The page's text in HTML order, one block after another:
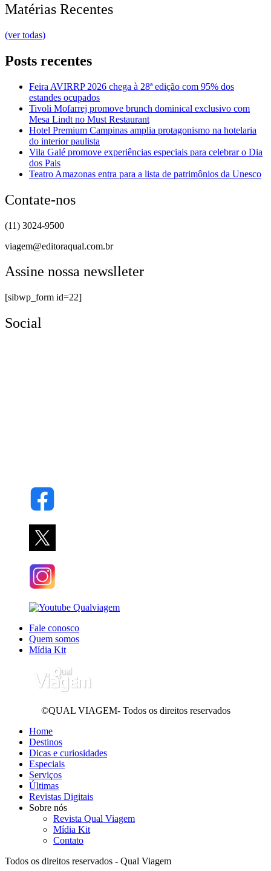
Matérias Recentes
(ver todas)
Posts recentes
Feira AVIRRP 2026 chega à 28ª edição com 95% dos
estandes ocupados
Tivoli Mofarrej promove brunch dominical exclusivo com
Mesa Lindt no Must Restaurant
Hotel Premium Campinas amplia protagonismo na hotelaria
do interior paulista
Vila Galé promove experiências especiais para celebrar o Dia
dos Pais
Teatro Amazonas entra para a lista de patrimônios da Unesco
Contate-nos
(11) 3024-9500
viagem@editoraqual.com.br
Assine nossa newslleter
[sibwp_form id=22]
Social
Fale conosco
Quem somos
Mídia Kit
©QUAL VIAGEM- Todos os direitos reservados
Home
Destinos
Dicas e curiosidades
Especiais
Serviços
Últimas
Revistas Digitais
Sobre nós
Revista Qual Viagem
Mídia Kit
Contato
Todos os direitos reservados - Qual Viagem